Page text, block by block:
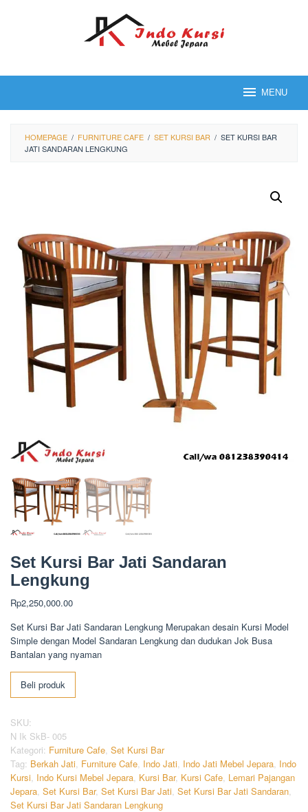
MENU
HOMEPAGE / FURNITURE CAFE / SET KURSI BAR / SET KURSI BAR
JATI SANDARAN LENGKUNG
Set Kursi Bar Jati Sandaran
Lengkung
Rp2,250,000.00
Set Kursi Bar Jati Sandaran Lengkung Merupakan desain Kursi Model
Simple dengan Model Sandaran Lengkung dan dudukan Jok Busa
Bantalan yang nyaman
Beli produk
SKU:
N Ik SkB- 005
Kategori: Furniture Cafe Set Kursi Bar
Tag: Berkah Jati Furniture Cafe Indo Jati Indo Jati Mebel Jepara Indo
Kursi Indo Kursi Mebel Jepara Kursi Bar, Kursi Cafe Lemari Pajangan
Jepara Set Kursi Bar, Set Kursi Bar Jati Set Kursi Bar Jati Sandaran
Set Kursi Bar Jati Sandaran Lengkung